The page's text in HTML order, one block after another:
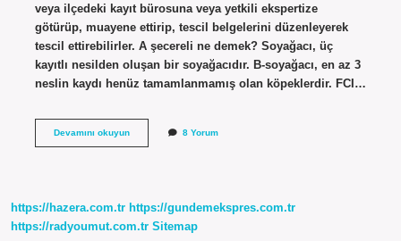
veya ilçedeki kayıt bürosuna veya yetkili ekspertize
götürüp, muayene ettirip, tescil belgelerini düzenleyerek
tescil ettirebilirler. A şecereli ne demek? Soyağacı, üç
kayıtlı nesilden oluşan bir soyağacıdır. B-soyağacı, en az 3
neslin kaydı henüz tamamlanmamış olan köpeklerdir. FCI…
Devamını okuyunSecereli
8 Yorum
https://hazera.com.tr https://gundemekspres.com.tr
https://radyoumut.com.tr Sitemap